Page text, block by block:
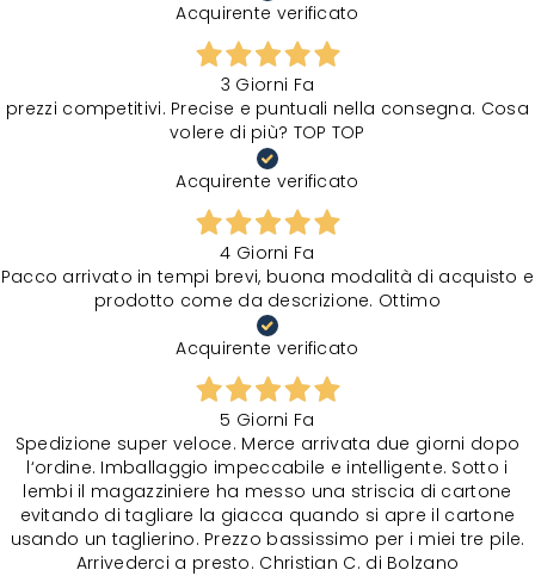
Acquirente verificato
3 Giorni Fa
prezzi competitivi. Precise e puntuali nella consegna. Cosa
volere di più? TOP TOP
Acquirente verificato
4 Giorni Fa
Pacco arrivato in tempi brevi, buona modalità di acquisto e
prodotto come da descrizione. Ottimo
Acquirente verificato
5 Giorni Fa
Spedizione super veloce. Merce arrivata due giorni dopo
l‘ordine. Imballaggio impeccabile e intelligente. Sotto i
lembi il magazziniere ha messo una striscia di cartone
evitando di tagliare la giacca quando si apre il cartone
usando un taglierino. Prezzo bassissimo per i miei tre pile.
Arrivederci a presto. Christian C. di Bolzano